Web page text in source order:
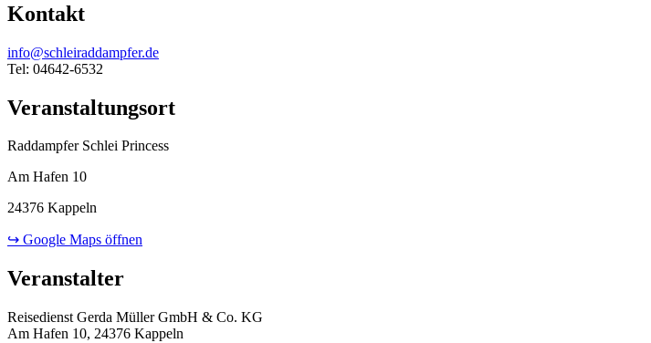
Kontakt
info@schleiraddampfer.de
Tel: 04642-6532
Veranstaltungsort
Raddampfer Schlei Princess
Am Hafen 10
24376 Kappeln
↪ Google Maps öffnen
Veranstalter
Reisedienst Gerda Müller GmbH & Co. KG
Am Hafen 10, 24376 Kappeln